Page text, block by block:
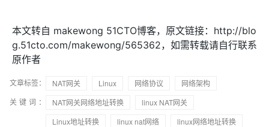
本文转自 makewong 51CTO博客，原文链接：http://blo
g.51cto.com/makewong/565362，如需转载请自行联系
原作者
文章标签： NAT网关 Linux 网络协议
网络架构
关键词：
NAT网关网络地址转换
linux NAT网关
Linux地址转换
linux nat网络
linux网络地址转换